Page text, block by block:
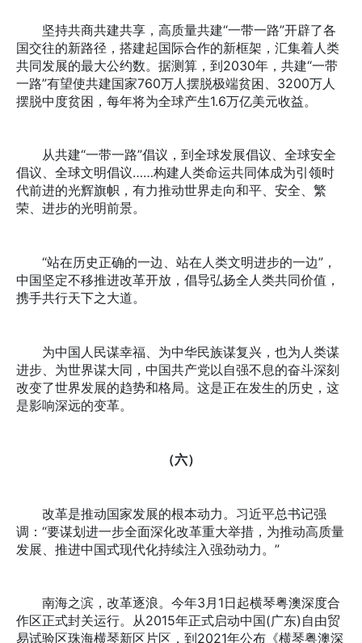
坚持共商共建共享，高质量共建“一带一路”开辟了各
国交往的新路径，搭建起国际合作的新框架，汇集着人类
共同发展的最大公约数。据测算，到2030年，共建“一带
一路”有望使共建国家760万人摆脱极端贫困、3200万人
摆脱中度贫困，每年将为全球产生1.6万亿美元收益。
从共建“一带一路”倡议，到全球发展倡议、全球安全
倡议、全球文明倡议……构建人类命运共同体成为引领时
代前进的光辉旗帜，有力推动世界走向和平、安全、繁
荣、进步的光明前景。
“站在历史正确的一边、站在人类文明进步的一边”，
中国坚定不移推进改革开放，倡导弘扬全人类共同价值，
携手共行天下之大道。
为中国人民谋幸福、为中华民族谋复兴，也为人类谋
进步、为世界谋大同，中国共产党以自强不息的奋斗深刻
改变了世界发展的趋势和格局。这是正在发生的历史，这
是影响深远的变革。
（六）
改革是推动国家发展的根本动力。习近平总书记强
调：“要谋划进一步全面深化改革重大举措，为推动高质量
发展、推进中国式现代化持续注入强劲动力。”
南海之滨，改革逐浪。今年3月1日起横琴粤澳深度合
作区正式封关运行。从2015年正式启动中国(广东)自由贸
易试验区珠海横琴新区片区，到2021年公布《横琴粤澳深